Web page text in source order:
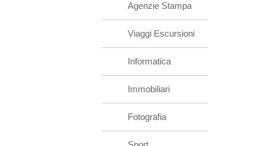
Agenzie Stampa
Viaggi Escursioni
Informatica
Immobiliari
Fotografia